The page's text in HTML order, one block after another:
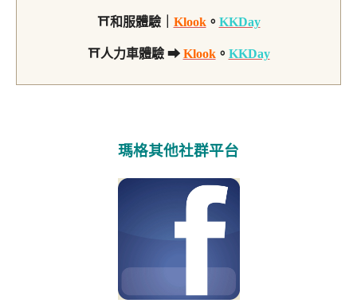
⛩和服體驗｜ Klook。 KKDay
⛩人力車體驗 ➡ Klook。 KKDay
瑪格其他社群平台